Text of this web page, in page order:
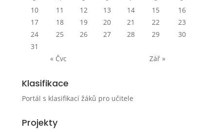
10
11 12 13 14 15
16
17
18 19 20 21 22
23
24
25 26 27 28 29
30
31
« Čvc
Zář »
Klasifikace
Portál s klasifikací žáků pro učitele
Projekty